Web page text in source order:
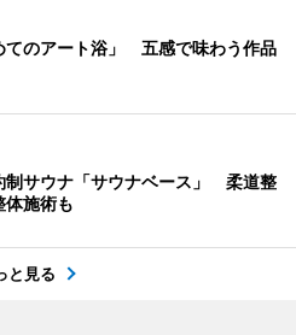
てのアート浴」 五感で味わう作品
制サウナ「サウナベース」 柔道整
体施術も
と見る